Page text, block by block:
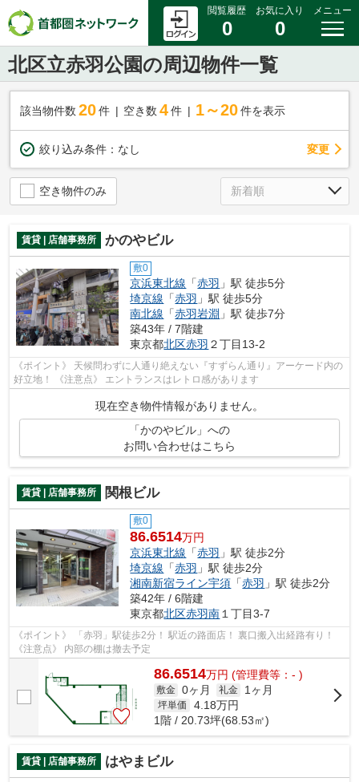
閲覧履歴
0
お気に入り
0
メニュー
北区立赤羽公園の周辺物件一覧
該当物件数 20件 空き数 4 件 1～20 件を表示
絞り込み条件： なし 変更
空き物件のみ
賃貸 | 店舗事務所 かのやビル
敷0
京浜東北線 「赤羽 」駅 徒歩5分
埼京線 「赤羽 」駅 徒歩5分
南北線 「赤羽岩淵 」駅 徒歩7分
築43年 / 7階建
東京都北区赤羽 ２丁目13-2
《ポイント》 天候問わずに人通り絶えない『すずらん通り』アーケード内の
好立地！ 《注意点》 エントランスはレトロ感があります
現在空き物件情報がありません。
「かのやビル」への
お問い合わせはこちら
賃貸 | 店舗事務所 関根ビル
敷0
86.6514万円
京浜東北線 「赤羽 」駅 徒歩2分
埼京線 「赤羽 」駅 徒歩2分
湘南新宿ライン宇須 「赤羽 」駅 徒歩2分
築42年 / 6階建
東京都北区赤羽南 １丁目3-7
《ポイント》 「赤羽」駅徒歩2分！ 駅近の路面店！ 裏口搬入出経路有り！
《注意点》 内部の棚は撤去予定
86.6514万円 (管理費等：- )
敷金 0ヶ月 礼金 1ヶ月
坪単価 4.18万円
1階 / 20.73坪(68.53㎡)
賃貸 | 店舗事務所 はやまビル